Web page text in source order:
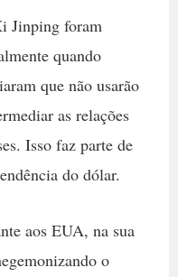
Jinping foram
quando
que não usarão
as relações
Isso faz parte de
do dólar.
aos EUA, na sua
o